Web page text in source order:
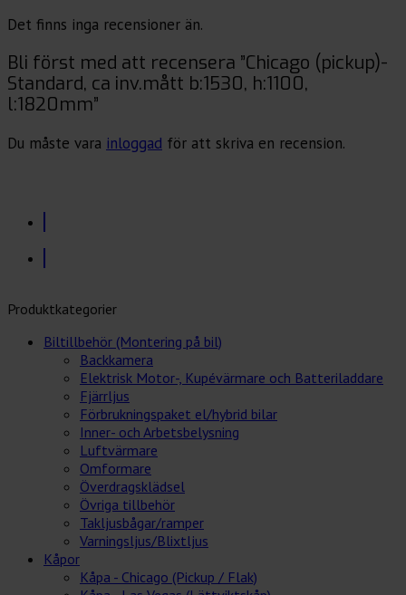
Det finns inga recensioner än.
Bli först med att recensera ”Chicago (pickup)-
Standard, ca inv.mått b:1530, h:1100,
l:1820mm”
Du måste vara inloggad för att skriva en recension.
Produktkategorier
Biltillbehör (Montering på bil)
Backkamera
Elektrisk Motor-, Kupévärmare och Batteriladdare
Fjärrljus
Förbrukningspaket el/hybrid bilar
Inner- och Arbetsbelysning
Luftvärmare
Omformare
Överdragsklädsel
Övriga tillbehör
Takljusbågar/ramper
Varningsljus/Blixtljus
Kåpor
Kåpa - Chicago (Pickup / Flak)